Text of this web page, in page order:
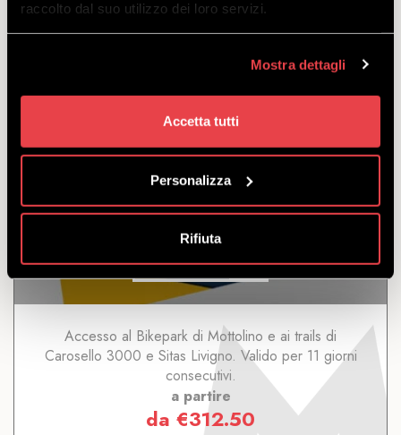
raccolto dal suo utilizzo dei loro servizi.
Mostra dettagli
Accetta tutti
Personalizza
Rifiuta
a partire
da€261.00
11 GIORNI LIVIGNO
SCOPRI
Accesso al Bikepark di Mottolino e ai trails di
Carosello 3000 e Sitas Livigno. Valido per 11 giorni
consecutivi.
a partire
da €312.50